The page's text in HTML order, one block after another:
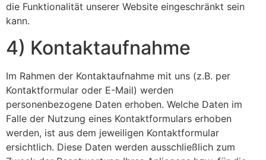
die Funktionalität unserer Website eingeschränkt sein
kann.
4) Kontaktaufnahme
Im Rahmen der Kontaktaufnahme mit uns (z.B. per
Kontaktformular oder E-Mail) werden
personenbezogene Daten erhoben. Welche Daten im
Falle der Nutzung eines Kontaktformulars erhoben
werden, ist aus dem jeweiligen Kontaktformular
ersichtlich. Diese Daten werden ausschließlich zum